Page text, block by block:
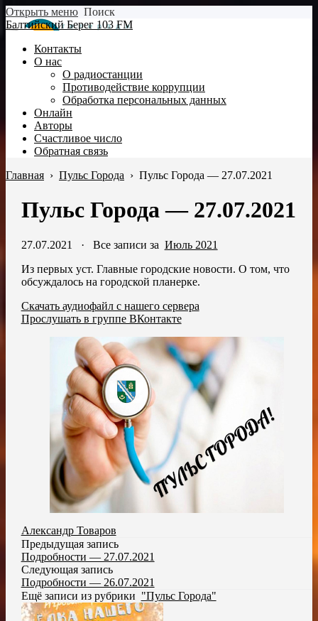
Открыть меню Поиск
Балтийский Берег 103 FM
Контакты
О нас
О радиостанции
Противодействие коррупции
Обработка персональных данных
Онлайн
Авторы
Счастливое число
Обратная связь
Главная › Пульс Города › Пульс Города — 27.07.2021
Пульс Города — 27.07.2021
27.07.2021 · Все записи за Июль 2021
Из первых уст. Главные городские новости. О том, что
обсуждалось на городской планерке.
Скачать аудиофайл с нашего сервера
Прослушать в группе ВКонтакте
Александр Товаров
Предыдущая запись
Подробности — 27.07.2021
Следующая запись
Подробности — 26.07.2021
Ещё записи из рубрики "Пульс Города"